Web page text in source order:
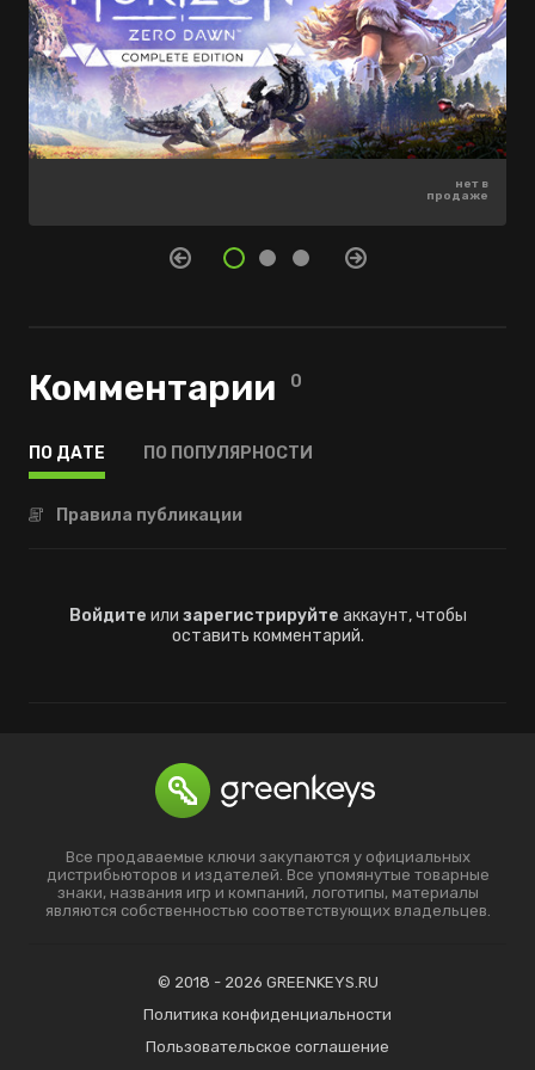
нет в
продаже
4599 ₽
2529 ₽
2999 ₽
749 ₽
Комментарии 0
ПО ДАТЕ ПО ПОПУЛЯРНОСТИ
Правила публикации
Войдите или зарегистрируйте аккаунт, чтобы
оставить комментарий.
Все продаваемые ключи закупаются у официальных
дистрибьюторов и издателей. Все упомянутые товарные
знаки, названия игр и компаний, логотипы, материалы
являются собственностью соответствующих владельцев.
© 2018 - 2026 GREENKEYS.RU
Политика конфиденциальности
Пользовательское соглашение